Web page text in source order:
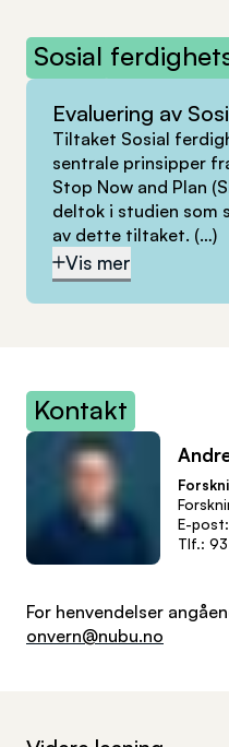
Sosial
Evaluering av
Tiltaket Sosial
sentrale prinsipper
Stop Now and Plan
deltok i studien som
av dette tiltaket. (…)
Vis mer
Kontakt
E-post:
Tlf.:
For henvendelser
onvern@nubu.no